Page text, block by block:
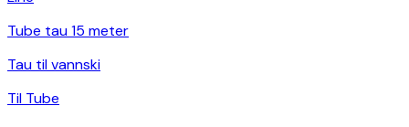
Tube tau 15 meter
Tau til vannski
Til Tube